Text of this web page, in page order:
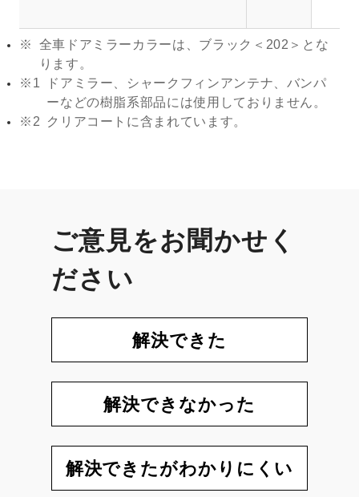
※
全車ドアミラーカラーは、ブラック＜202＞とな
ります。
※1
ドアミラー、シャークフィンアンテナ、バンパ
ーなどの樹脂系部品には使用しておりません。
※2
クリアコートに含まれています。
ご意見をお聞かせく
ださい
解決できた
解決できなかった
解決できたがわかりにくい